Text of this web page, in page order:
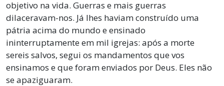
objetivo na vida. Guerras e mais guerras
dilaceravam-nos. Já lhes haviam construído uma
pátria acima do mundo e ensinado
ininterruptamente em mil igrejas: após a morte
sereis salvos, segui os mandamentos que vos
ensinamos e que foram enviados por Deus. Eles não
se apaziguaram.